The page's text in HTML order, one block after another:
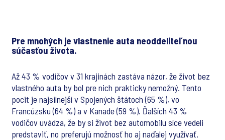
Pre mnohých je vlastnenie auta neoddeliteľnou
súčasťou života.
Až 43 % vodičov v 31 krajinách zastáva názor, že život bez
vlastného auta by bol pre nich prakticky nemožný. Tento
pocit je najsilnejší v Spojených štátoch (65 %), vo
Francúzsku (64 %) a v Kanade (59 %). Ďalších 43 %
vodičov uvádza, že by si život bez automobilu síce vedeli
predstaviť, no preferujú možnosť ho aj naďalej využívať.